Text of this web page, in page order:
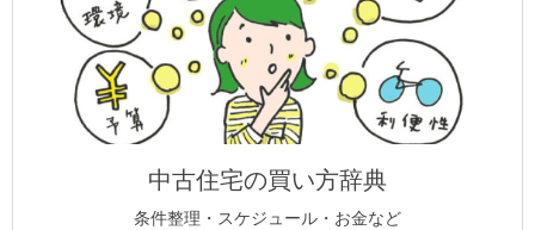
中古住宅の買い方辞典
条件整理・スケジュール・お金など